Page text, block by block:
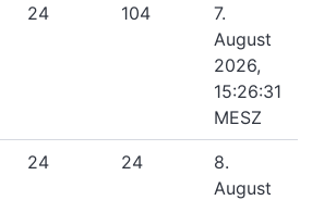
24 104
7.
August
2026,
15:26:31
MESZ
24 24
8.
August